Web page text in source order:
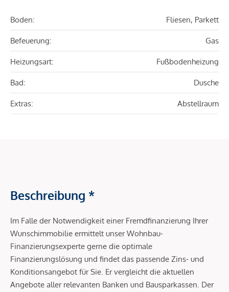
Boden: Fliesen, Parkett
Befeuerung: Gas
Heizungsart: Fußbodenheizung
Bad: Dusche
Extras: Abstellraum
Beschreibung *
Im Falle der Notwendigkeit einer Fremdfinanzierung Ihrer
Wunschimmobilie ermittelt unser Wohnbau-
Finanzierungsexperte gerne die optimale
Finanzierungslösung und findet das passende Zins- und
Konditionsangebot für Sie. Er vergleicht die aktuellen
Angebote aller relevanten Banken und Bausparkassen. Der